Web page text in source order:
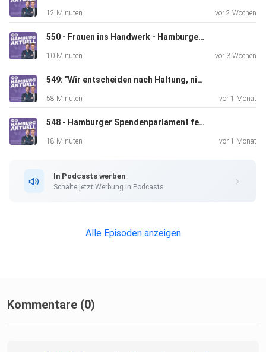
12 Minuten vor 2 Wochen
550 - Frauen ins Handwerk - Hamburger Handwerkskammer hilft!
10 Minuten vor 3 Wochen
549: "Wir entscheiden nach Haltung, nicht nach Taten" Maren Michels vom Hamburger Fürsorgeverein im Talk
58 Minuten vor 1 Monat
548 - Hamburger Spendenparlament feiert 30. Geburtstag. Teil 2
18 Minuten vor 1 Monat
In Podcasts werben
Schalte jetzt Werbung in Podcasts.
Alle Episoden anzeigen
Kommentare (0)